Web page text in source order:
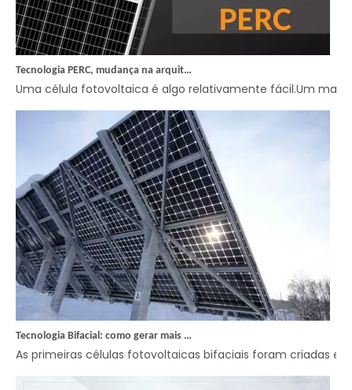
Uma célula fotovoltaica é algo relativamente fácil.Um
As primeiras células fotovoltaicas bifaciais foram criadas